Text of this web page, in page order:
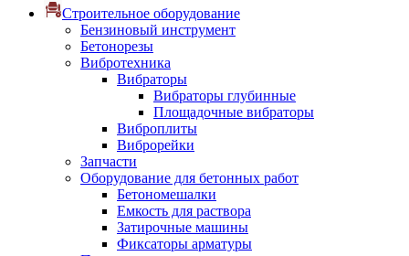
Строительное оборудование
Бензиновый инструмент
Бетонорезы
Вибротехника
Вибраторы
Вибраторы глубинные
Площадочные вибраторы
Виброплиты
Виброрейки
Запчасти
Оборудование для бетонных работ
Бетономешалки
Емкость для раствора
Затирочные машины
Фиксаторы арматуры